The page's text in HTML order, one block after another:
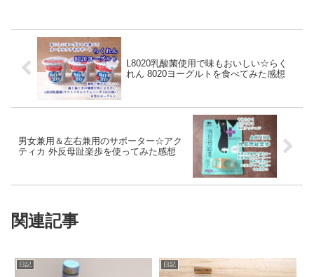
L8020乳酸菌使用で味もおいしい☆らく
れん 8020ヨーグルトを食べてみた感想
男女兼用＆左右兼用のサポーター☆アク
ティカ 外反母趾楽歩を使ってみた感想
関連記事
日記 日記